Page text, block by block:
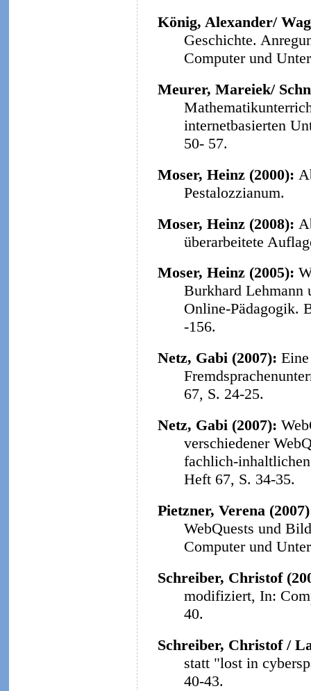
König, Alexander/
Geschichte.
Computer und
Meurer, Mareiek/
internetbasierten
50- 57.
Moser, Heinz (2000):
Pestalozzianum.
Moser, Heinz (2008):
überarbeitete
Moser, Heinz (2005):
Burkhard Lehmann
Online-Pädagogik.
-156.
Netz, Gabi (2007):
67, S. 24-25.
Netz, Gabi (2007):
verschiedener
fachlich-
Heft 67, S. 34-35.
Pietzner, Verena
WebQuests und
Computer und
Schreiber, Christof
modifiziert, In:
40.
Schreiber, Christof /
statt "lost in
40-43.